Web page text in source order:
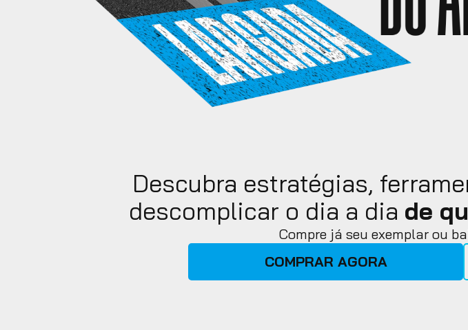
Descubra estratégias,
descomplicar o dia a dia de
Compre já seu exemplar ou
COMPRAR AGORA